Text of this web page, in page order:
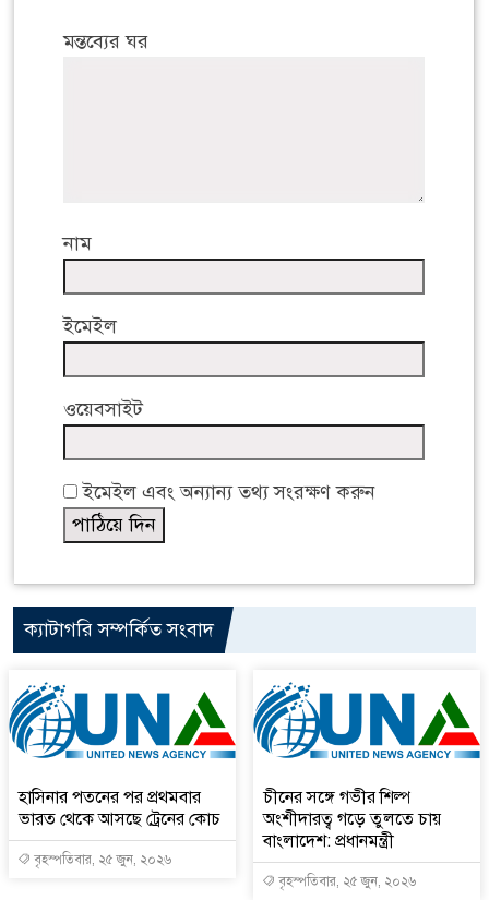
মন্তব্যের ঘর
নাম
ইমেইল
ওয়েবসাইট
ইমেইল এবং অন্যান্য তথ্য সংরক্ষণ করুন
ক্যাটাগরি সম্পর্কিত সংবাদ
হাসিনার পতনের পর প্রথমবার
ভারত থেকে আসছে ট্রেনের কোচ
বৃহস্পতিবার, ২৫ জুন, ২০২৬
চীনের সঙ্গে গভীর শিল্প
অংশীদারত্ব গড়ে তুলতে চায়
বাংলাদেশ: প্রধানমন্ত্রী
বৃহস্পতিবার, ২৫ জুন, ২০২৬